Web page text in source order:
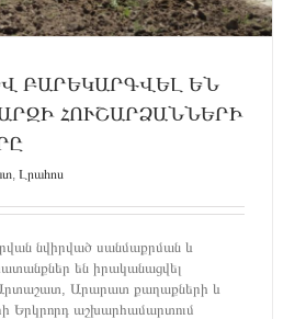
ԲԱՐԵԿԱՐԳՎԵԼ ԵՆ
ՀՈՒՇԱՐՁԱՆՆԵՐԻ
, Լրահոս
նվիրված սանմաքրման և
են իրականացվել
Արարատ քաղաքների և
Երկրորդ աշխարհամարտում